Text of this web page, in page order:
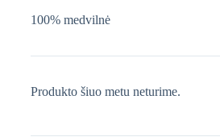
100% medvilnė
Produkto šiuo metu neturime.